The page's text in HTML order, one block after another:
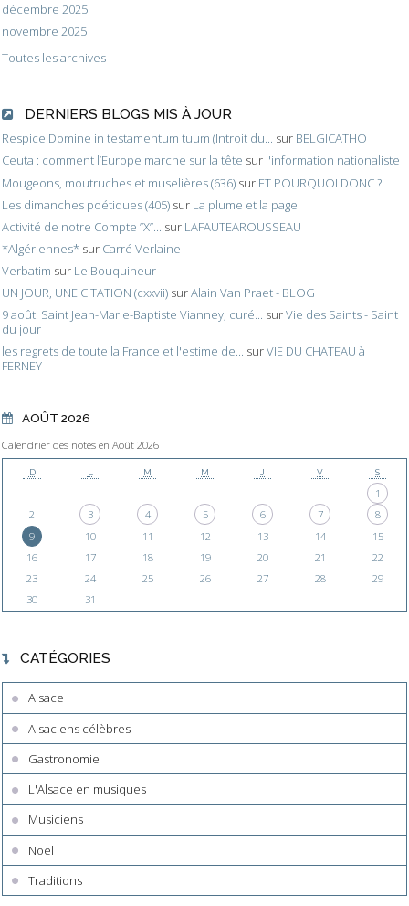
décembre 2025
novembre 2025
Toutes les archives
DERNIERS BLOGS MIS À JOUR
Respice Domine in testamentum tuum (Introit du... sur BELGICATHO
Ceuta : comment l’Europe marche sur la tête sur l'information nationaliste
Mougeons, moutruches et muselières (636) sur ET POURQUOI DONC ?
Les dimanches poétiques (405) sur La plume et la page
Activité de notre Compte ”X”... sur LAFAUTEAROUSSEAU
*Algériennes* sur Carré Verlaine
Verbatim sur Le Bouquineur
UN JOUR, UNE CITATION (cxxvii) surAlain Van Praet - BLOG
9 août. Saint Jean-Marie-Baptiste Vianney, curé... surVie des Saints - Saint
du jour
les regrets de toute la France et l'estime de... surVIE DU CHATEAU à
FERNEY
AOÛT 2026
Calendrier des notes en Août 2026
D L M M J V S
1
2
3 4 5 6 7
8
9
10 11 12 13 14
15
16
17 18 19 20 21
22
23
24 25 26 27 28
29
30
31
CATÉGORIES
Alsace
Alsaciens célèbres
Gastronomie
L'Alsace en musiques
Musiciens
Noël
Traditions